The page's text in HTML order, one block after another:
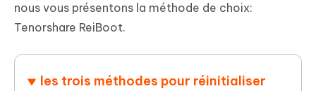
nous vous présentons la méthode de choix:
Tenorshare ReiBoot.
les trois méthodes pour réinitialiser